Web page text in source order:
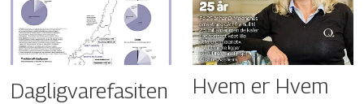
Dagligvarefasiten Hvem er Hvem